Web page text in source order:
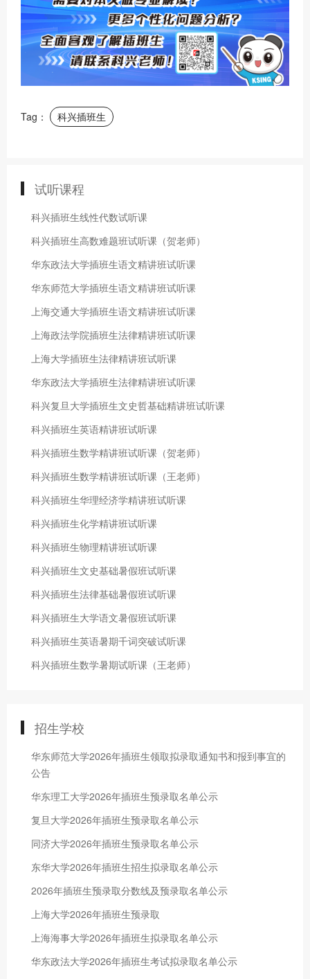
Tag： 科兴插班生
试听课程
科兴插班生线性代数试听课
科兴插班生高数难题班试听课（贺老师）
华东政法大学插班生语文精讲班试听课
华东师范大学插班生语文精讲班试听课
上海交通大学插班生语文精讲班试听课
上海政法学院插班生法律精讲班试听课
上海大学插班生法律精讲班试听课
华东政法大学插班生法律精讲班试听课
科兴复旦大学插班生文史哲基础精讲班试听课
科兴插班生英语精讲班试听课
科兴插班生数学精讲班试听课（贺老师）
科兴插班生数学精讲班试听课（王老师）
科兴插班生华理经济学精讲班试听课
科兴插班生化学精讲班试听课
科兴插班生物理精讲班试听课
科兴插班生文史基础暑假班试听课
科兴插班生法律基础暑假班试听课
科兴插班生大学语文暑假班试听课
科兴插班生英语暑期千词突破试听课
科兴插班生数学暑期试听课（王老师）
招生学校
华东师范大学2026年插班生领取拟录取通知书和报到事宜的
公告
华东理工大学2026年插班生预录取名单公示
复旦大学2026年插班生预录取名单公示
同济大学2026年插班生预录取名单公示
东华大学2026年插班生招生拟录取名单公示
2026年插班生预录取分数线及预录取名单公示
上海大学2026年插班生预录取
上海海事大学2026年插班生拟录取名单公示
华东政法大学2026年插班生考试拟录取名单公示